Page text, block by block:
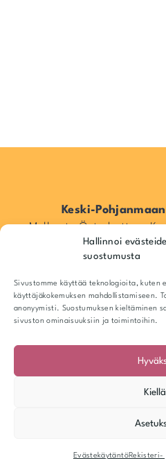
Hallinnoi
suostumusta
Sivustomme käyttää teknologioita, kuten
käyttäjäkokemuksen mahdollistamiseen.
anonyymisti. Suostumuksen kieltäminen
sivuston ominaisuuksiin ja toimintoihin.
Kiellä
EvästekäytäntöRekisteri-
Keski-
Mellersta Österbottens
Ostrobothnia
Pitkänsillankatu 16, 67100
Y-tunnus